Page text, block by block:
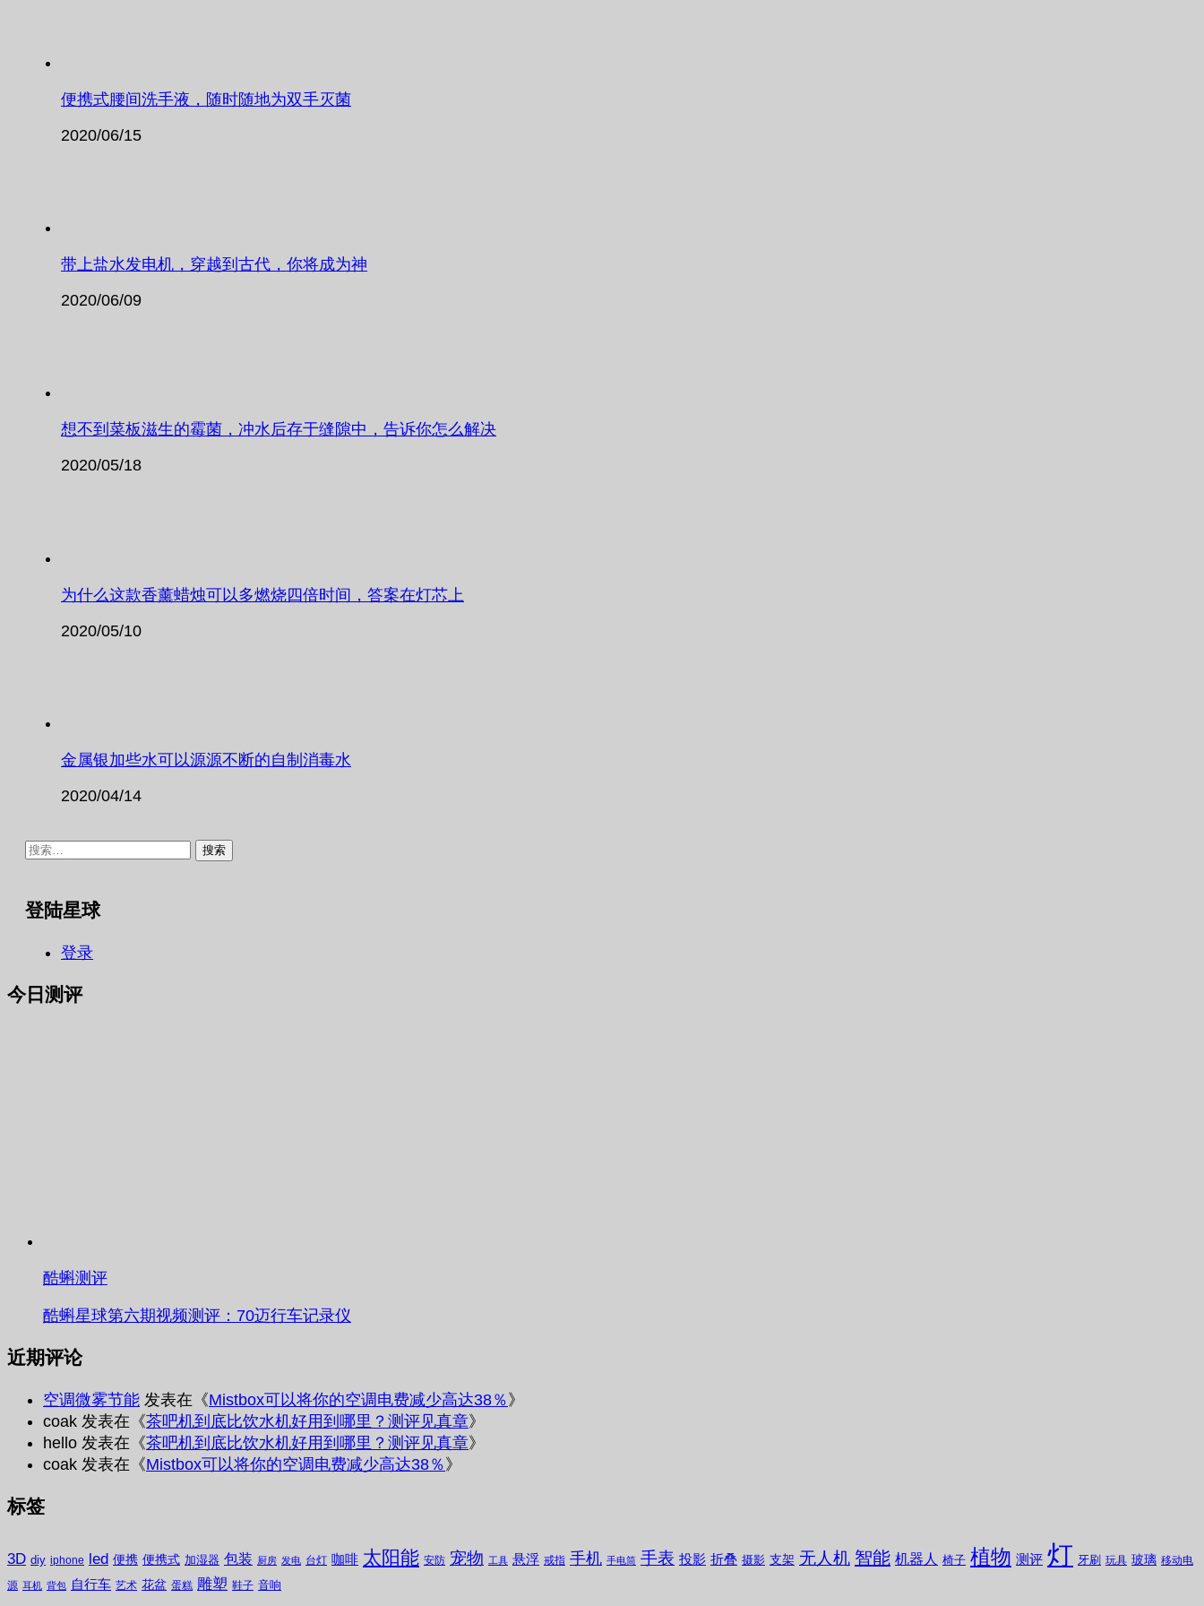
便携式腰间洗手液，随时随地为双手灭菌
2020/06/15
带上盐水发电机，穿越到古代，你将成为神
2020/06/09
想不到菜板滋生的霉菌，冲水后存于缝隙中，告诉你怎么解决
2020/05/18
为什么这款香薰蜡烛可以多燃烧四倍时间，答案在灯芯上
2020/05/10
金属银加些水可以源源不断的自制消毒水
2020/04/14
搜
登陆星球
登录
今日测评
酷蝌测评
酷蝌星球第六期视频测评：70迈行车记录仪
近期评论
空调微雾节能 发表在《Mistbox可以将你的空调电费减少高达38％ 》
coak 发表在《茶吧机到底比饮水机好用到哪里？测评见真章》
hello 发表在《茶吧机到底比饮水机好用到哪里？测评见真章》
coak 发表在《Mistbox可以将你的空调电费减少高达38％ 》
标签
3D diy iphone led 便携 便携式 加湿器 包装 厨房 发电 台灯 咖啡 太阳能 安防 宠物 工具 悬浮 戒指 手机 手电筒 手表 投影 折叠 摄影 支架 无人机 智能 机器人 椅子 植物 测评 灯 牙刷 玩具 玻璃 移动电
源 耳机 背包 自行车 艺术 花盆 蛋糕 雕塑 鞋子 音响